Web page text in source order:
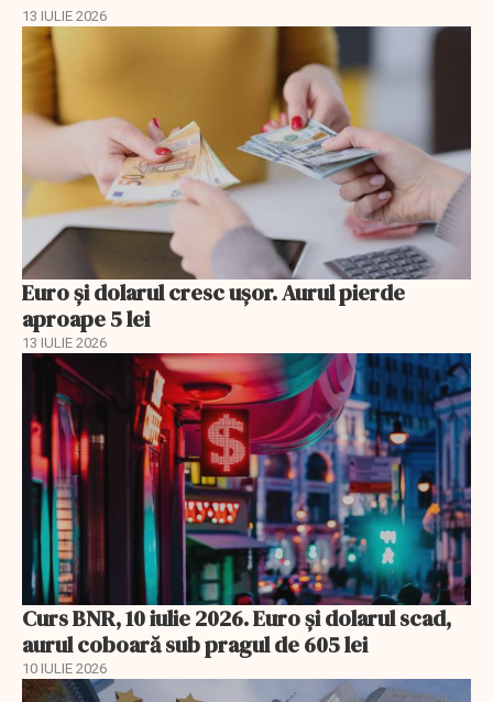
13 IULIE 2026
Euro și dolarul cresc ușor. Aurul pierde
aproape 5 lei
13 IULIE 2026
Curs BNR, 10 iulie 2026. Euro și dolarul scad,
aurul coboară sub pragul de 605 lei
10 IULIE 2026